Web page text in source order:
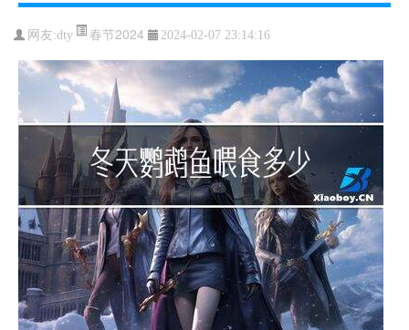
网友:dty 春节2024 2024-02-07 23:14:16